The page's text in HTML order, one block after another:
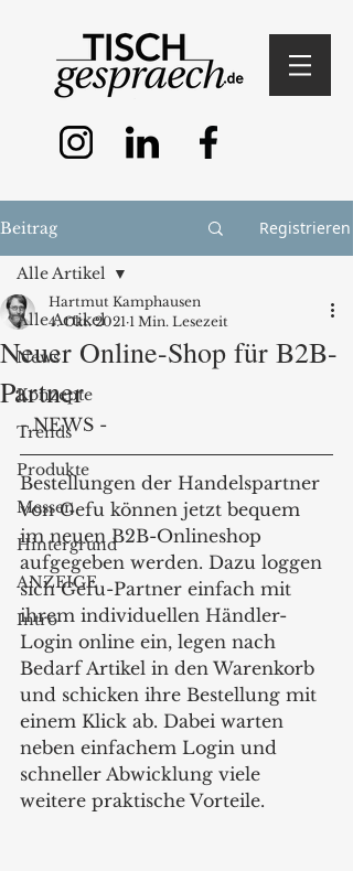
Beitrag Registrieren
Alle Artikel
News
Konzepte
Trends
Produkte
Messen
Hintergrund
ANZEIGE
Intro
Alle Artikel
Neuer Online-Shop für B2B-
Partner
Hartmut Kamphausen
4. Okt. 2021 1 Min. Lesezeit
- NEWS -
Bestellungen der Handelspartner
von Gefu können jetzt bequem
im neuen B2B-Onlineshop
aufgegeben werden. Dazu loggen
sich Gefu-Partner einfach mit
ihrem individuellen Händler-
Login online ein, legen nach
Bedarf Artikel in den Warenkorb
und schicken ihre Bestellung mit
einem Klick ab. Dabei warten
neben einfachem Login und
schneller Abwicklung viele
weitere praktische Vorteile.